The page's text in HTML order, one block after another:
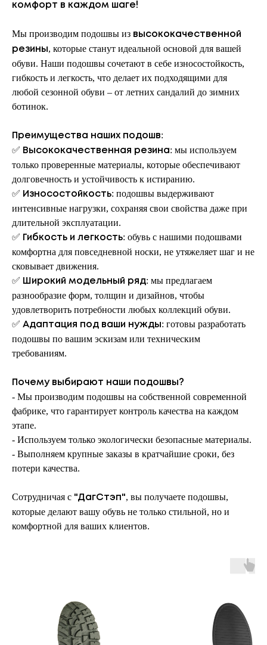
комфорт в каждом шаге!
Мы производим подошвы из высококачественной
резины, которые станут идеальной основой для вашей
обуви. Наши подошвы сочетают в себе износостойкость,
гибкость и легкость, что делает их подходящими для
любой сезонной обуви – от летних сандалий до зимних
ботинок.
Преимущества наших подошв:
✅ Высококачественная резина: мы используем
только проверенные материалы, которые обеспечивают
долговечность и устойчивость к истиранию.
✅ Износостойкость: подошвы выдерживают
интенсивные нагрузки, сохраняя свои свойства даже при
длительной эксплуатации.
✅ Гибкость и легкость: обувь с нашими подошвами
комфортна для повседневной носки, не утяжеляет шаг и не
сковывает движения.
✅ Широкий модельный ряд: мы предлагаем
разнообразие форм, толщин и дизайнов, чтобы
удовлетворить потребности любых коллекций обуви.
✅ Адаптация под ваши нужды: готовы разработать
подошвы по вашим эскизам или техническим
требованиям.
Почему выбирают наши подошвы?
- Мы производим подошвы на собственной современной
фабрике, что гарантирует контроль качества на каждом
этапе.
- Используем только экологически безопасные материалы.
- Выполняем крупные заказы в кратчайшие сроки, без
потери качества.
Сотрудничая с "ДагСтэп", вы получаете подошвы,
которые делают вашу обувь не только стильной, но и
комфортной для ваших клиентов.